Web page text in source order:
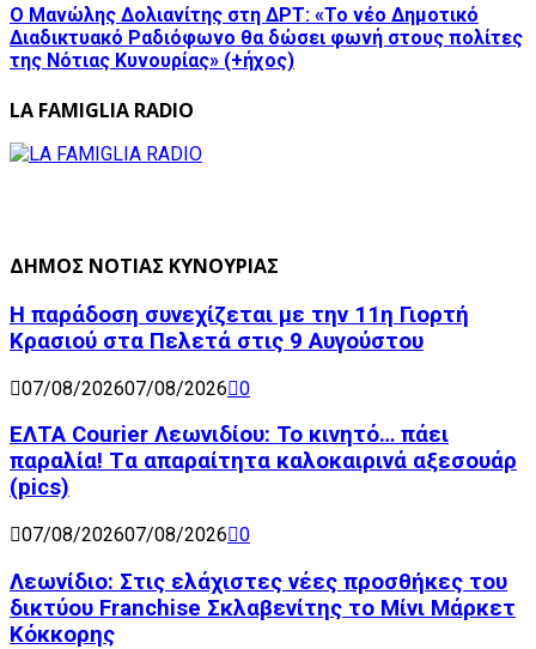
Ο Μανώλης Δολιανίτης στη ΔΡΤ: «Το νέο Δημοτικό
Διαδικτυακό Ραδιόφωνο θα δώσει φωνή στους πολίτες
της Νότιας Κυνουρίας» (+ήχος)
LA FAMIGLIA RADIO
ΔΗΜΟΣ ΝΟΤΙΑΣ ΚΥΝΟΥΡΙΑΣ
Η παράδοση συνεχίζεται με την 11η Γιορτή
Κρασιού στα Πελετά στις 9 Αυγούστου
07/08/202607/08/2026 0
ΕΛΤΑ Courier Λεωνιδίου: Το κινητό… πάει
παραλία! Tα απαραίτητα καλοκαιρινά αξεσουάρ
(pics)
07/08/202607/08/2026 0
Λεωνίδιο: Στις ελάχιστες νέες προσθήκες του
δικτύου Franchise Σκλαβενίτης το Μίνι Μάρκετ
Κόκκορης